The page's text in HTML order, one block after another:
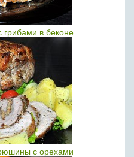
грибами в беконе
с орехами